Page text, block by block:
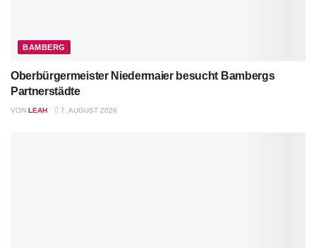
BAMBERG
Oberbürgermeister Niedermaier besucht Bambergs
Partnerstädte
VON LEAH 7. AUGUST 2026